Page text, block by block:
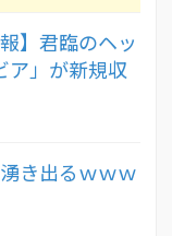
】君臨のヘッ
ア」が新規収
き出るｗｗｗ